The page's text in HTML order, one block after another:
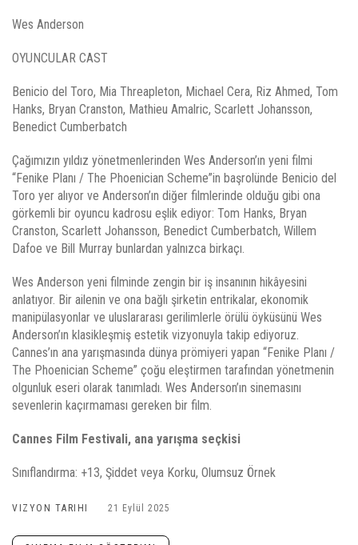
Wes Anderson
OYUNCULAR CAST
Benicio del Toro, Mia Threapleton, Michael Cera, Riz Ahmed, Tom
Hanks, Bryan Cranston, Mathieu Amalric, Scarlett Johansson,
Benedict Cumberbatch
Çağımızın yıldız yönetmenlerinden Wes Anderson’ın yeni filmi
“Fenike Planı / The Phoenician Scheme”in başrolünde Benicio del
Toro yer alıyor ve Anderson’ın diğer filmlerinde olduğu gibi ona
görkemli bir oyuncu kadrosu eşlik ediyor: Tom Hanks, Bryan
Cranston, Scarlett Johansson, Benedict Cumberbatch, Willem
Dafoe ve Bill Murray bunlardan yalnızca birkaçı.
Wes Anderson yeni filminde zengin bir iş insanının hikâyesini
anlatıyor. Bir ailenin ve ona bağlı şirketin entrikalar, ekonomik
manipülasyonlar ve uluslararası gerilimlerle örülü öyküsünü Wes
Anderson’ın klasikleşmiş estetik vizyonuyla takip ediyoruz.
Cannes’ın ana yarışmasında dünya prömiyeri yapan “Fenike Planı /
The Phoenician Scheme” çoğu eleştirmen tarafından yönetmenin
olgunluk eseri olarak tanımladı. Wes Anderson’ın sinemasını
sevenlerin kaçırmaması gereken bir film.
Cannes Film Festivali, ana yarışma seçkisi
Sınıflandırma: +13, Şiddet veya Korku, Olumsuz Örnek
VIZYON TARIHI 21 Eylül 2025